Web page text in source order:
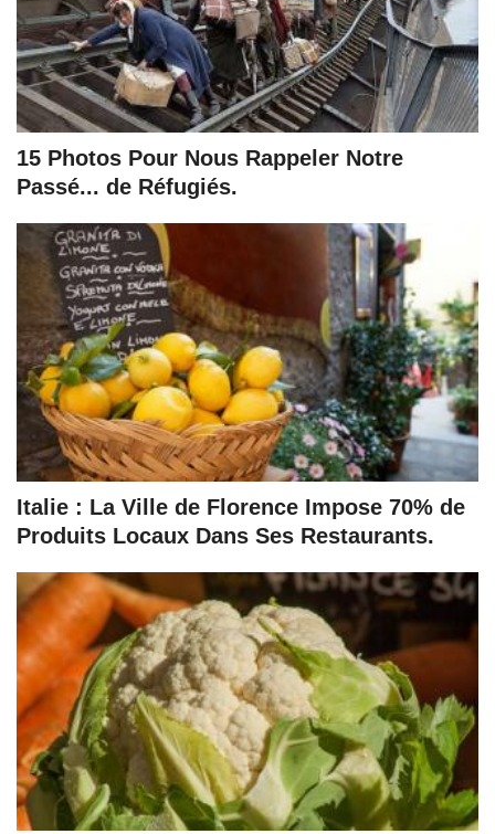
15 Photos Pour Nous Rappeler Notre
Passé... de Réfugiés.
Italie : La Ville de Florence Impose 70% de
Produits Locaux Dans Ses Restaurants.